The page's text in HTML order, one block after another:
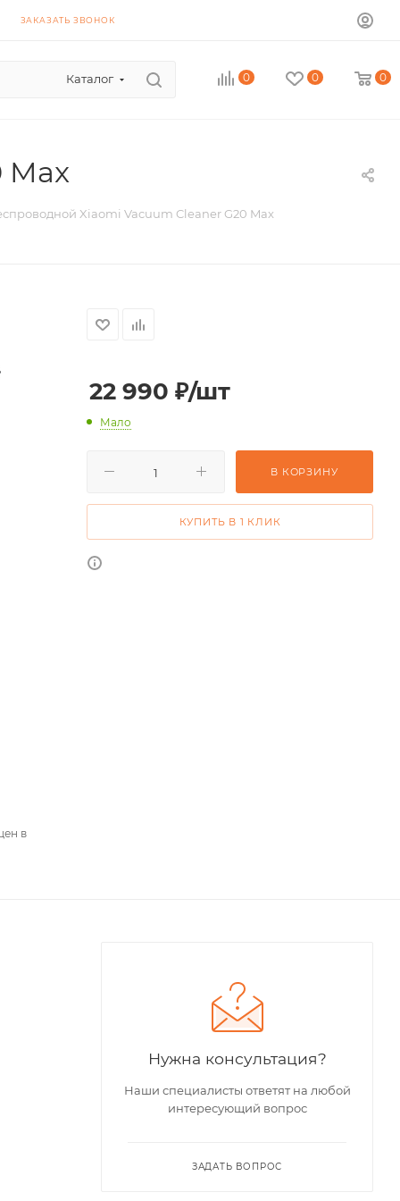
ЗАКАЗАТЬ ЗВОНОК
Каталог 0 0 0
Max
Xiaomi Vacuum Cleaner G20 Max
в
22 990 ₽/шт
Мало
В КОРЗИНУ
КУПИТЬ В 1 КЛИК
Нужна консультация?
Наши специалисты ответят на любой
интересующий вопрос
ЗАДАТЬ ВОПРОС